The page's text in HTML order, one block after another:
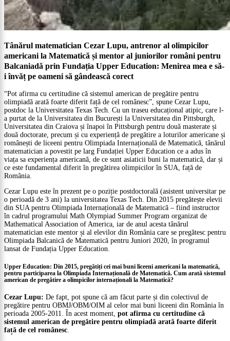
Tânărul matematician Cezar Lupu, antrenor al olimpicilor
americani la Matematică și mentor al juniorilor români pentru
Balcaniadă prin Fundația Upper Education: Menirea mea e să-
i învăț pe oameni să gândească corect
“Pot afirma cu certitudine că sistemul american de pregătire pentru
olimpiadă arată foarte diferit față de cel românesc”, spune Cezar Lupu,
postdoc la Universitatea Texas Tech. Cu un traseu educațional atipic, care l-
a purtat de la Universitatea din București la Universitatea din Pittsburgh,
Universitatea din Craiova și înapoi în Pittsburgh pentru două masterate și
două doctorate, precum și cu experiență de pregătire a loturilor americane și
românești de liceeni pentru Olimpiada Internațională de Matematică, tânărul
matematician a povestit pe larg Fundației Upper Education ce a adus în
viața sa experiența americană, de ce sunt asiaticii buni la matematică, dar și
ce este fundamental diferit în pregătirea olimpicilor în SUA, față de
România.
Cezar Lupu este în prezent pe o poziție postdoctorală (asistent universitar pe
o perioadă de 3 ani) la universitatea Texas Tech. Din 2015 pregătește elevii
din SUA pentru Olimpiada Internațională de Matematică – fiind instructor
în cadrul programului Math Olympiad Summer Program organizat de
Mathematical Association of America, iar de anul acesta tânărul
matematician este mentor și al elevilor din România care se pregătesc pentru
Olimpiada Balcanică de Matematică pentru Juniori 2020, în programul
lansat de Fundația Upper Education.
Upper Education: Din 2015, pregătiți cei mai buni liceeni americani la matematică,
pentru participarea la Olimpiada Internațională de Matematică. Cum arată sistemul
american de pregătire a olimpicilor internaționali la Matematică?
Cezar Lupu: De fapt, pot spune că am făcut parte și din colectivul de
pregătire pentru OBMJ/OBM/OIM al celor mai buni liceeni din România în
perioada 2005-2011. În acest moment, pot afirma cu certitudine că
sistemul american de pregătire pentru olimpiadă arată foarte diferit
față de cel românesc.